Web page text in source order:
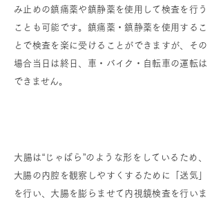
み止めの鎮痛薬や鎮静薬を使用して検査を行う
ことも可能です。鎮痛薬・鎮静薬を使用するこ
とで検査を楽に受けることができますが、その
場合当日は終日、車・バイク・自転車の運転は
できません。
大腸は“じゃばら”のような形をしているため、
大腸の内腔を観察しやすくするために「送気」
を行い、大腸を膨らませて内視鏡検査を行いま